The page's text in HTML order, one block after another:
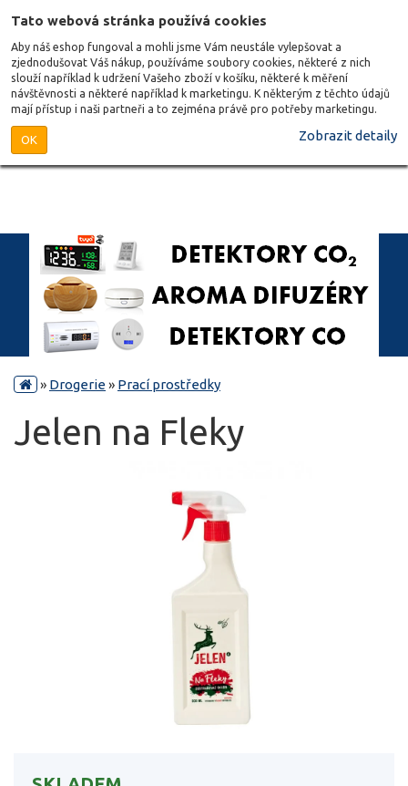
Tato webová stránka používá cookies
Aby náš eshop fungoval a mohli jsme Vám neustále vylepšovat a
zjednodušovat Váš nákup, používáme soubory cookies, některé z nich
slouží například k udržení Vašeho zboží v košíku, některé k měření
návštěvnosti a některé například k marketingu. K některým z těchto údajů
mají přístup i naši partneři a to zejména právě pro potřeby marketingu.
OK Zobrazit detaily
» Drogerie» Prací prostředky
Jelen na Fleky